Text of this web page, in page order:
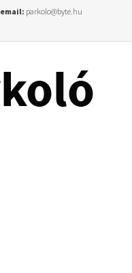
email: parkolo@byte.hu